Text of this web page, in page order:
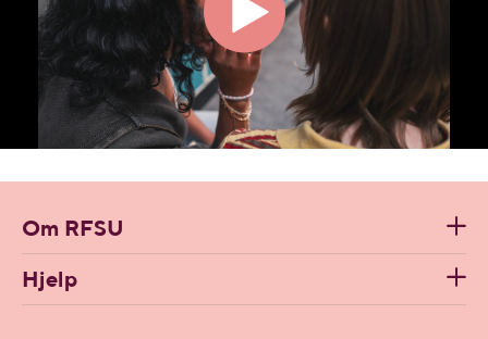
Om RFSU
Hjelp